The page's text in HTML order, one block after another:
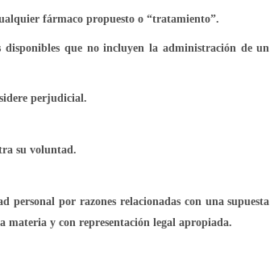
fármaco propuesto o “tratamiento”.
que no incluyen la administración de un
perjudicial.
su voluntad.
por razones relacionadas con una supuesta
materia y con representación legal apropiada.